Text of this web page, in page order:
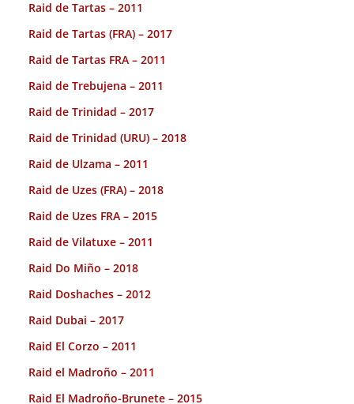
Raid de Tartas – 2011
Raid de Tartas (FRA) – 2017
Raid de Tartas FRA – 2011
Raid de Trebujena – 2011
Raid de Trinidad – 2017
Raid de Trinidad (URU) – 2018
Raid de Ulzama – 2011
Raid de Uzes (FRA) – 2018
Raid de Uzes FRA – 2015
Raid de Vilatuxe – 2011
Raid Do Miño – 2018
Raid Doshaches – 2012
Raid Dubai – 2017
Raid El Corzo – 2011
Raid el Madroño – 2011
Raid El Madroño-Brunete – 2015